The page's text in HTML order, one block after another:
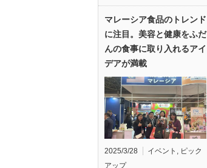
マレーシア食品のトレンド
に注目。美容と健康をふだ
んの食事に取り入れるアイ
デアが満載
2025/3/28 イベント
ピック
アップ